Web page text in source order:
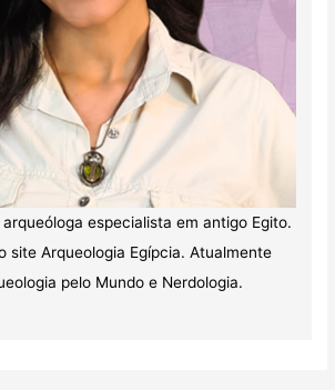
especialista em antigo Egito.
site Arqueologia Egípcia. Atualmente
pelo Mundo e Nerdologia.